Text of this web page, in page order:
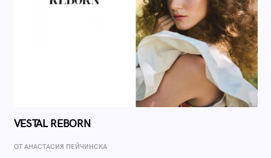
VESTAL REBORN
ОТ AНАСТАСИЯ ПЕЙЧИНСКА